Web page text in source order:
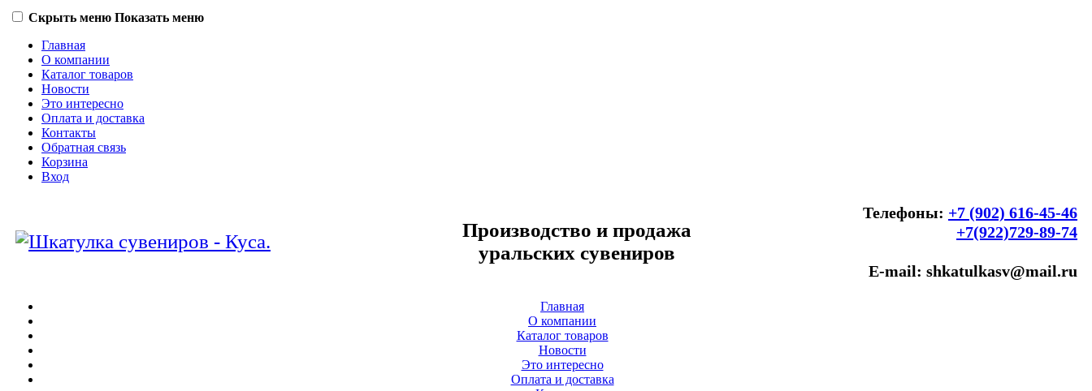
Скрыть меню Показать меню
Главная
О компании
Каталог товаров
Новости
Это интересно
Оплата и доставка
Контакты
Обратная связь
Корзина
Вход
Производство и продажа
уральских сувениров
Телефоны: +7 (902) 616-45-46
+7(922)729-89-74
E-mail: shkatulkasv@mail.ru
Главная
О компании
Каталог товаров
Новости
Это интересно
Оплата и доставка